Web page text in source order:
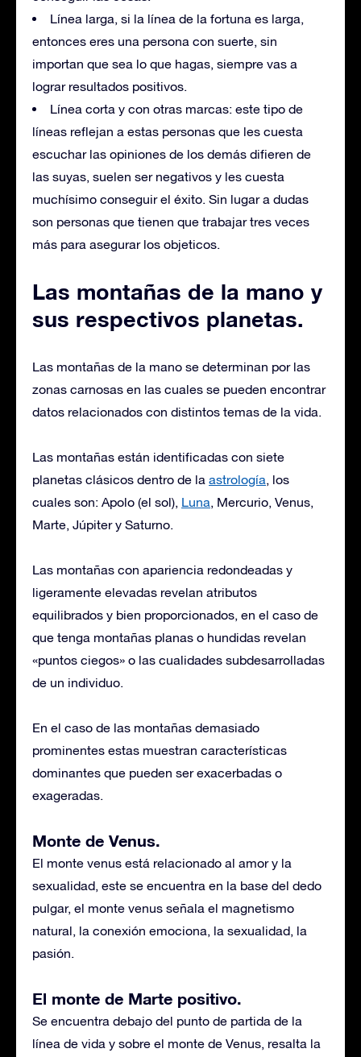
Línea larga, si la línea de la fortuna es larga,
entonces eres una persona con suerte, sin
importan que sea lo que hagas, siempre vas a
lograr resultados positivos.
Línea corta y con otras marcas: este tipo de
líneas reflejan a estas personas que les cuesta
escuchar las opiniones de los demás difieren de
las suyas, suelen ser negativos y les cuesta
muchísimo conseguir el éxito. Sin lugar a dudas
son personas que tienen que trabajar tres veces
más para asegurar los objeticos.
Las montañas de la mano y
sus respectivos planetas.
Las montañas de la mano se determinan por las
zonas carnosas en las cuales se pueden encontrar
datos relacionados con distintos temas de la vida.
Las montañas están identificadas con siete
planetas clásicos dentro de la astrología, los
cuales son: Apolo (el sol), Luna, Mercurio, Venus,
Marte, Júpiter y Saturno.
Las montañas con apariencia redondeadas y
ligeramente elevadas revelan atributos
equilibrados y bien proporcionados, en el caso de
que tenga montañas planas o hundidas revelan
«puntos ciegos» o las cualidades subdesarrolladas
de un individuo.
En el caso de las montañas demasiado
prominentes estas muestran características
dominantes que pueden ser exacerbadas o
exageradas.
Monte de Venus.
El monte venus está relacionado al amor y la
sexualidad, este se encuentra en la base del dedo
pulgar, el monte venus señala el magnetismo
natural, la conexión emociona, la sexualidad, la
pasión.
El monte de Marte positivo.
Se encuentra debajo del punto de partida de la
línea de vida y sobre el monte de Venus, resalta la